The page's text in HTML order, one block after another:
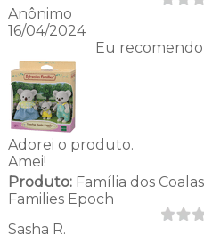
Anônimo
16/04/2024
Eu
Adorei o produto.
Amei!
Produto:Família dos
Families Epoch
Sasha R.